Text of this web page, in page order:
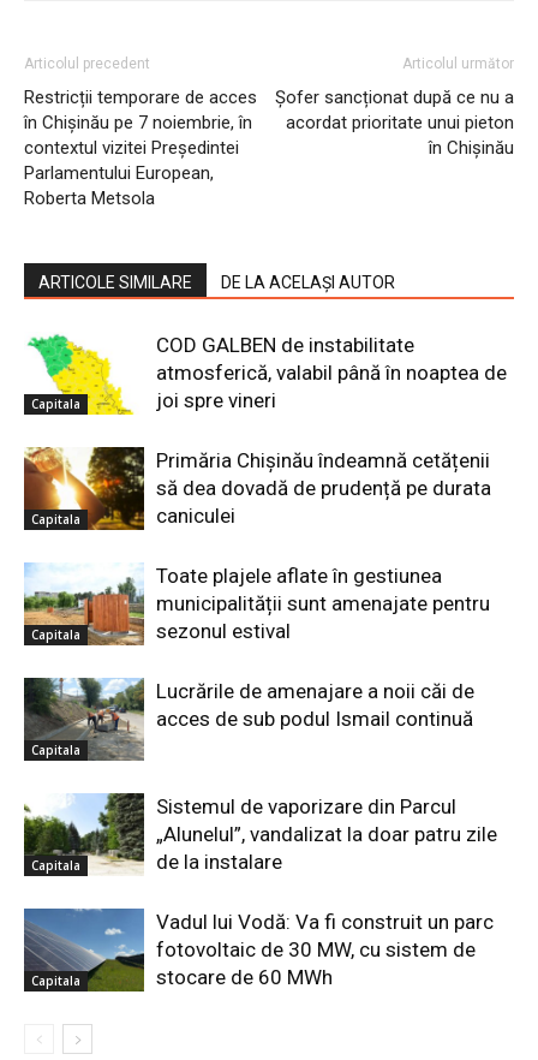
Articolul precedent
Restricții temporare de acces
în Chișinău pe 7 noiembrie, în
contextul vizitei Președintei
Parlamentului European,
Roberta Metsola
Articolul următor
Șofer sancționat după ce nu a
acordat prioritate unui pieton
în Chișinău
ARTICOLE SIMILARE DE LA ACELAȘI AUTOR
Capitala
COD GALBEN de instabilitate
atmosferică, valabil până în noaptea de
joi spre vineri
Capitala
Primăria Chișinău îndeamnă cetățenii
să dea dovadă de prudență pe durata
caniculei
Capitala
Toate plajele aflate în gestiunea
municipalității sunt amenajate pentru
sezonul estival
Capitala
Lucrările de amenajare a noii căi de
acces de sub podul Ismail continuă
Capitala
Sistemul de vaporizare din Parcul
„Alunelul”, vandalizat la doar patru zile
de la instalare
Capitala
Vadul lui Vodă: Va fi construit un parc
fotovoltaic de 30 MW, cu sistem de
stocare de 60 MWh